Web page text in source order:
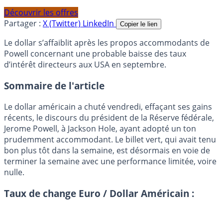
Découvrir les offres
Partager : X (Twitter) LinkedIn Copier le lien
Le dollar s’affaiblit après les propos accommodants de
Powell concernant une probable baisse des taux
d’intérêt directeurs aux USA en septembre.
Sommaire de l'article
Le dollar américain a chuté vendredi, effaçant ses gains
récents, le discours du président de la Réserve fédérale,
Jerome Powell, à Jackson Hole, ayant adopté un ton
prudemment accommodant. Le billet vert, qui avait tenu
bon plus tôt dans la semaine, est désormais en voie de
terminer la semaine avec une performance limitée, voire
nulle.
Taux de change Euro / Dollar Américain :